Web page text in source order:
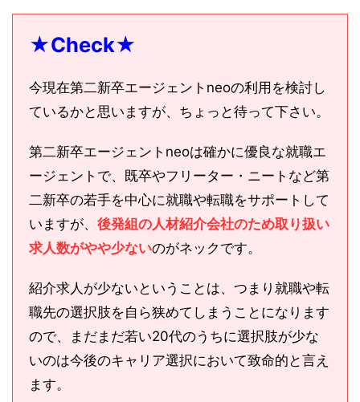
★Check★
今現在第二新卒エージェントneoの利用を検討し
ているかと思いますが、ちょっと待って下さい。
第二新卒エージェントneoは確かに優良な就職エ
ージェントで、既卒やフリーター・ニートなど第
二新卒の若手を中心に就職や転職をサポートして
いますが、 後発組の人材紹介会社のため取り扱い
求人数がやや少ないのがネックです。
紹介求人が少ないということは、つまり就職や転
職先の選択肢を自ら狭めてしまうことになります
ので、まだまだ若い20代のうちに選択肢が少な
いのは今後のキャリア選択において致命的と言え
ます。